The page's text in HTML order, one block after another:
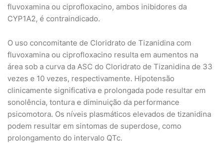
fluvoxamina ou ciprofloxacino, ambos inibidores da
CYP1A2, é contraindicado.
O uso concomitante de Cloridrato de Tizanidina com
fluvoxamina ou ciprofloxacino resulta em aumentos na
área sob a curva da ASC do Cloridrato de Tizanidina de 33
vezes e 10 vezes, respectivamente. Hipotensão
clinicamente significativa e prolongada pode resultar em
sonolência, tontura e diminuição da performance
psicomotora. Os níveis plasmáticos elevados de tizanidina
podem resultar em sintomas de superdose, como
prolongamento do intervalo QTc.